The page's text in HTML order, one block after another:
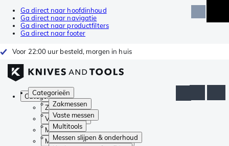
Ga direct naar hoofdinhoud
Ga direct naar navigatie
Ga direct naar productfilters
Ga direct naar footer
Voor 22:00 uur besteld, morgen in huis
Categorieën
Zakmessen
Vaste messen
Multitools
Messen slijpen & onderhoud
Categorieën
Zakmessen
Vaste messen
Multitools
Messen slijpen & onderhoud